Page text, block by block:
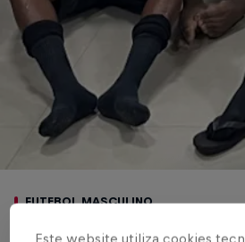
FUTEBOL MASCULINO
Este website utiliza cookies